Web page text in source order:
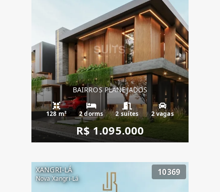
BAIRROS PLANEJADOS
128 m² 2 dorms 2 suítes 2 vagas
R$ 1.095.000
XANGRI-LÁ
Nova Xangri-Lá
10369